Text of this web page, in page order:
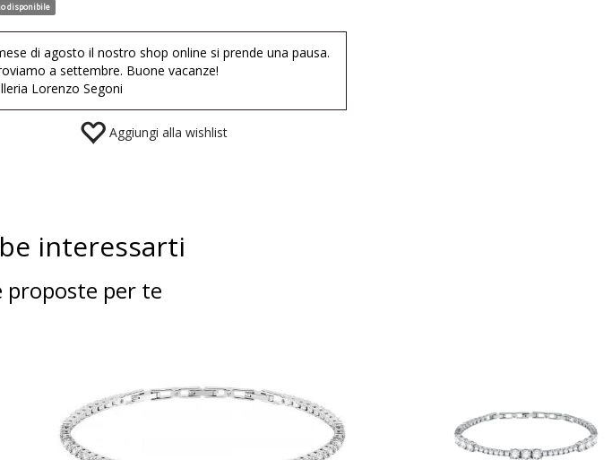
disponibile
di agosto il nostro shop online si prende una pausa.
a settembre. Buone vacanze!
Lorenzo Segoni
Aggiungi alla wishlist
interessarti
proposte per te